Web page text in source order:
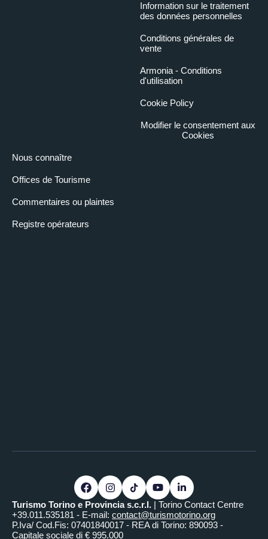
Nous connaître
Offices de Tourisme
Commentaires ou plaintes
Registre opérateurs
Information sur le traitement
des données personnelles
Conditions générales de
vente
Armonia - Conditions
d'utilisation
Cookie Policy
Modifier le consentement aux
Cookies
Turismo Torino e Provincia s.c.r.l. | Torino Contact Centre
+39.011.535181 - E-mail: contact@turismotorino.org
P.Iva/ Cod.Fis: 07401840017 - REA di Torino: 890093 -
Capitale sociale di € 995.000